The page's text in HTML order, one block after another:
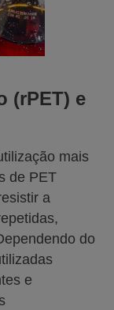
(rPET) e
mais
de PET
a
do
e